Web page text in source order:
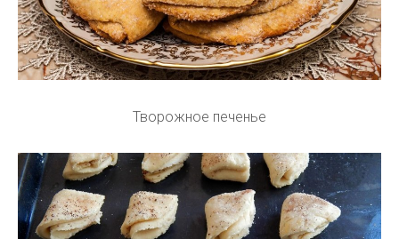
Творожное печенье